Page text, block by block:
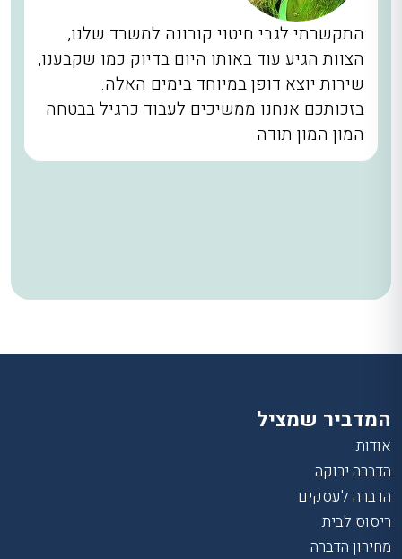
התקשרתי לגבי חיטוי קורונה למשרד שלנו,
הצוות הגיע עוד באותו היום בדיוק כמו שקבענו,
שירות יוצא דופן במיוחד בימים האלה.
בזכותכם אנחנו ממשיכים לעבוד כרגיל בבטחה
המון המון תודה
המדביר שמציל
אודות
הדברה ירוקה
הדברה לעסקים
ריסוס לבית
מחירון הדברה